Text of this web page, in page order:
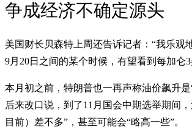
争成经济不确定源头
美国财长贝森特上周还告诉记者：“我乐观
9月20日之间的某个时候，有望看到每加仑
本月初之前，特朗普也一再声称油价飙升
后来改口说，到了11月国会中期选举期间
目前）差不多”，甚至可能会“略高一些”。